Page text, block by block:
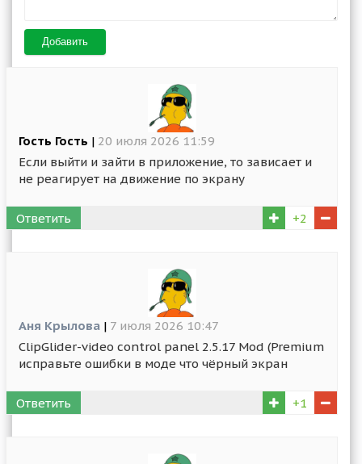
Добавить
Гость Гость | 20 июля 2026 11:59
Если выйти и зайти в приложение, то зависает и
не реагирует на движение по экрану
Ответить +2
Аня Крылова | 7 июля 2026 10:47
ClipGlider-video control panel 2.5.17 Mod (Premium
исправьте ошибки в моде что чёрный экран
Ответить +1